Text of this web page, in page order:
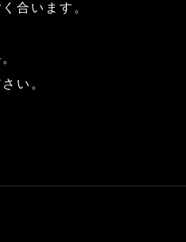
合います。
い。